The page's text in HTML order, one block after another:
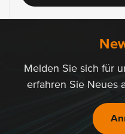
Melden Sie sich für
erfahren Sie Neues